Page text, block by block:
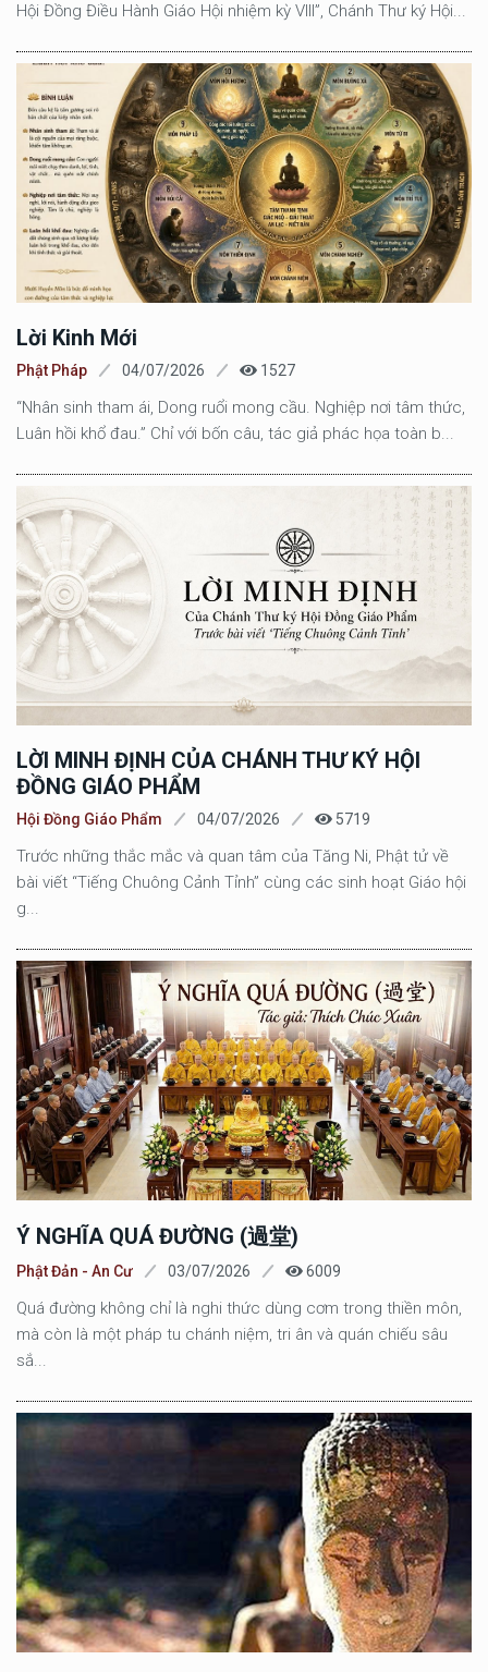
Hội Đồng Điều Hành Giáo Hội nhiệm kỳ VIII”, Chánh Thư ký Hội...
Lời Kinh Mới
Phật Pháp 04/07/2026 1527
“Nhân sinh tham ái, Dong ruổi mong cầu. Nghiệp nơi tâm thức,
Luân hồi khổ đau.” Chỉ với bốn câu, tác giả phác họa toàn b...
LỜI MINH ĐỊNH CỦA CHÁNH THƯ KÝ HỘI
ĐỒNG GIÁO PHẨM
Hội Đồng Giáo Phẩm 04/07/2026 5719
Trước những thắc mắc và quan tâm của Tăng Ni, Phật tử về
bài viết “Tiếng Chuông Cảnh Tỉnh” cùng các sinh hoạt Giáo hội
g...
Ý NGHĨA QUÁ ĐƯỜNG (過堂)
Phật Đản - An Cư 03/07/2026 6009
Quá đường không chỉ là nghi thức dùng cơm trong thiền môn,
mà còn là một pháp tu chánh niệm, tri ân và quán chiếu sâu
sắ...